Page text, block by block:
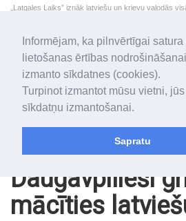
Informējam, ka pilnvērtīgai satura
lietošanas ērtības
izmanto sīkdatnes (cookies).
Turpinot izmantot mūsu vietni,
sīkdatņu izmantošanai.
Sapratu
„Latgales Laiks” iznāk latviešu un krievu valodās
„Latgales Laiks” latviešu valodā aptver Daugavpils
2026. gada 7. augusts
Piektdiena
Alfrēds, Fredis, Madars
Daugavpilieši
mācīties